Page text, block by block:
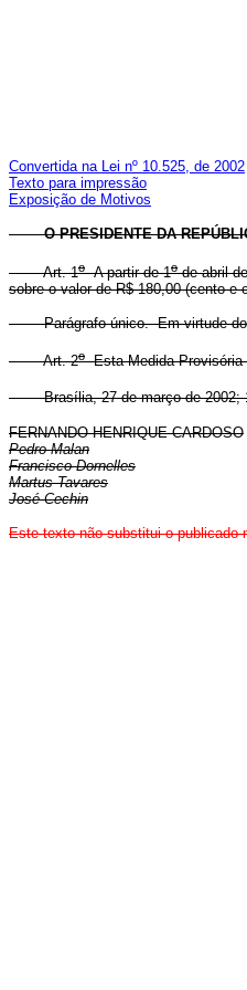
Convertida na Lei nº 10.525, de 2002
Texto para impressão
Exposição de Motivos
O PRESIDENTE DA
Art. 1oA partir de 1ode abril
sobre o valor de R$ 180,00 (cento e
Parágrafo único. Em virtude do
Art. 2oEsta Medida Provisória
Brasília, 27 de março de 2002;
FERNANDO HENRIQUE CARDOSO
Pedro Malan
Francisco Dornelles
Martus Tavares
José Cechin
Este texto não substitui o publicado